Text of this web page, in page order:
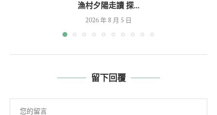
漁村夕陽走讀 探...
2026 年 8 月 5 日
留下回覆